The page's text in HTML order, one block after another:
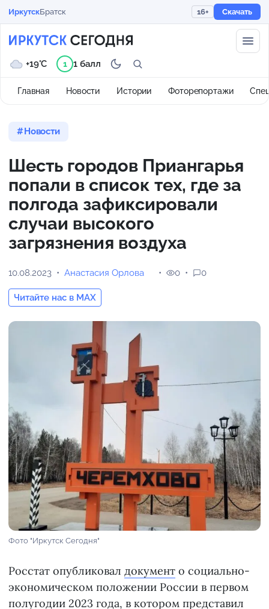
ИркутскБратск 16+ Скачать
Главная Новости Истории Фоторепортажи
+19°C 1 1 балл
Новости
Шесть городов Приангарья
попали в список тех, где за
полгода зафиксировали
случаи высокого
загрязнения воздуха
10.08.2023 Анастасия Орлова
Читайте нас в MAX
0 0
Фото "Иркутск Сегодня"
Росстат опубликовал документ о социально-
экономическом положении России в первом
полугодии 2023 года, в котором представил